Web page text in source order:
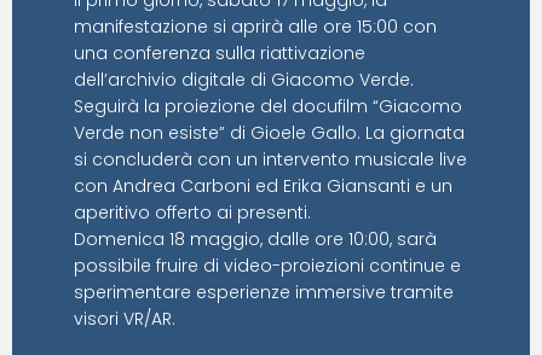
manifestazione si aprirà alle ore 15:00 con
una conferenza sulla riattivazione
dell’archivio digitale di Giacomo Verde.
Seguirà la proiezione del docufilm “Giacomo
Verde non esiste” di Gioele Gallo. La giornata
si concluderà con un intervento musicale live
con Andrea Carboni ed Erika Giansanti e un
aperitivo offerto ai presenti.
Domenica 18 maggio, dalle ore 10:00, sarà
possibile fruire di video-proiezioni continue e
sperimentare esperienze immersive tramite
visori VR/AR.